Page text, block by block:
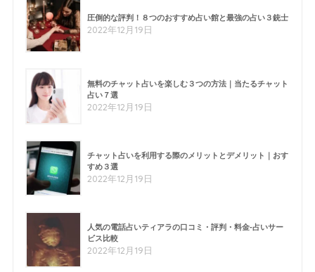
圧倒的な評判！８つのおすすめ占い館と最強の占い３銃士
2022年12月19日
無料のチャット占いを楽しむ３つの方法｜当たるチャット
占い７選
2022年12月19日
チャット占いを利用する際のメリットとデメリット｜おす
すめ３選
2022年12月19日
人気の電話占いティアラの口コミ・評判・料金-占いサー
ビス比較
2022年12月19日